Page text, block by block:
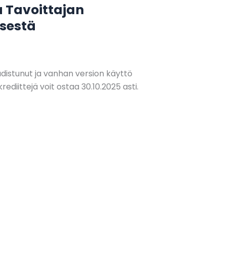
Tavoittajan
ja vanhan version käyttö
voit ostaa 30.10.2025 asti.